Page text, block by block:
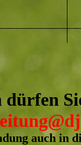
auch in